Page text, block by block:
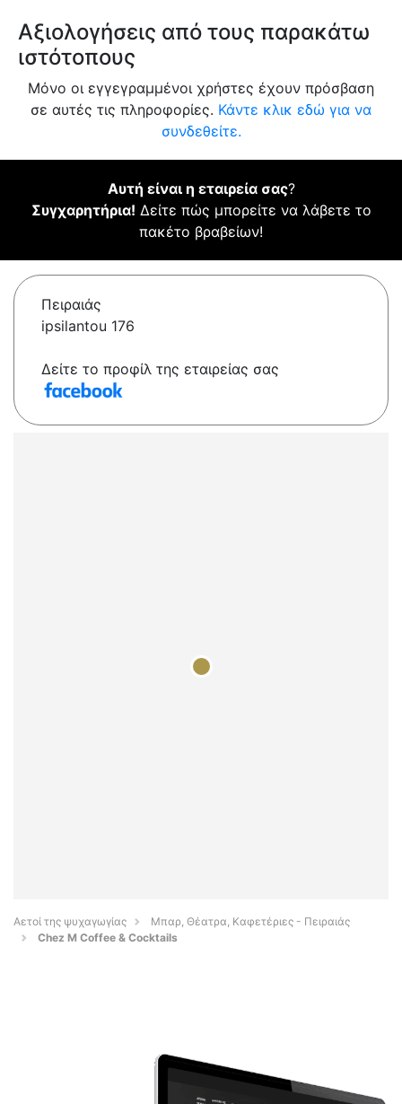
Αξιολογήσεις από τους παρακάτω
ιστότοπους
Μόνο οι εγγεγραμμένοι χρήστες έχουν πρόσβαση
σε αυτές τις πληροφορίες. Κάντε κλικ εδώ για να
συνδεθείτε.
Αυτή είναι η εταιρεία σας?
Συγχαρητήρια! Δείτε πώς μπορείτε να λάβετε το
πακέτο βραβείων!
Πειραιάς
ipsilantou 176
Δείτε το προφίλ της εταιρείας σας
Αετοί της ψυχαγωγίας
Μπαρ, Θέατρα, Καφετέριες - Πειραιάς
Chez M Coffee & Cocktails